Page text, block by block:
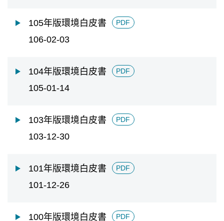
105年版環境白皮書 PDF
106-02-03
104年版環境白皮書 PDF
105-01-14
103年版環境白皮書 PDF
103-12-30
101年版環境白皮書 PDF
101-12-26
100年版環境白皮書 PDF